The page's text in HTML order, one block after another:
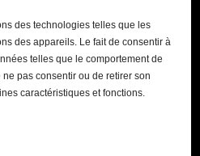
des technologies telles que les
des appareils. Le fait de consentir à
telles que le comportement de
pas consentir ou de retirer son
caractéristiques et fonctions.